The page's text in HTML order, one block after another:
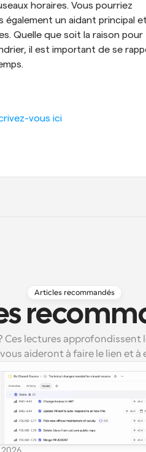
horaires. Vous pourriez
un aidant principal
Quelle que soit la raison pour
il est important de se
vous ici
Articles recommandés
lectures approfondissent
aideront à faire le lien et